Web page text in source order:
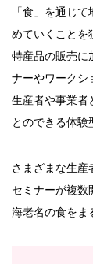
「食」を通じ
めていくことを
特産品の販売に
ナーやワークシ
生産者や事業者
とのできる体験
さまざまな生
セミナーが複数
海老名の食をま